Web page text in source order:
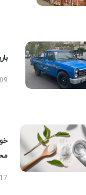
09 آبان 1403
17 تیر 1405